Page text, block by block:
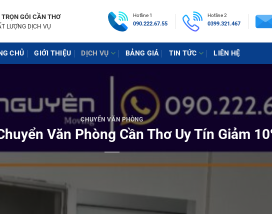
GÓI CẦN THƠ
LƯỢNG DỊCH VỤ
Hotline 1
090.222.67.55
Hotline 2
0399.321.467
CHỦ GIỚI THIỆU DỊCH VỤ BẢNG GIÁ TIN TỨC LIÊN HỆ
CHUYỂN VĂN PHÒNG
Văn Phòng Cần Thơ Uy Tín Giảm